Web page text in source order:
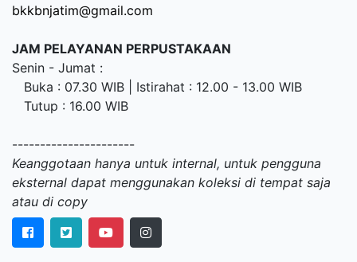
bkkbnjatim@gmail.com
JAM PELAYANAN PERPUSTAKAAN
Senin - Jumat :
Buka : 07.30 WIB | Istirahat : 12.00 - 13.00 WIB
Tutup : 16.00 WIB
----------------------
Keanggotaan hanya untuk internal, untuk pengguna
eksternal dapat menggunakan koleksi di tempat saja
atau di copy